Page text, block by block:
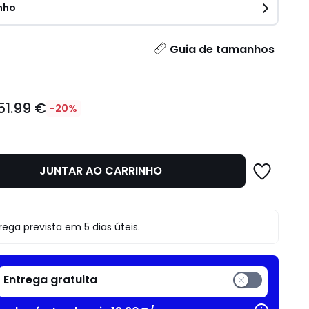
Guia de tamanhos
€ -20%
JUNTAR AO CARRINHO
prevista em 5 dias úteis.
Entrega gratuita